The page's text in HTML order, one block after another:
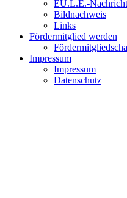
EU.L.E.-
Bildnachweis
Links
Fördermitglied werden
Impressum
Impressum
Datenschutz